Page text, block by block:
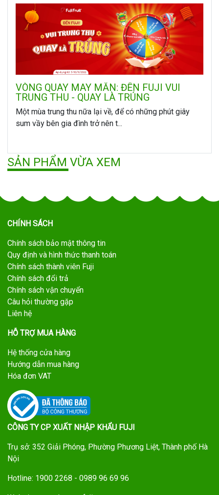
VÒNG QUAY MAY MẮN: ĐẾN FUJI VUI
TRUNG THU - QUAY LÀ TRÚNG
Một mùa trung thu nữa lại về, để có những phút giây
sum vầy bên gia đình trở nên t...
SẢN PHẨM VỪA XEM
CHÍNH SÁCH
Chính sách bảo mật thông tin
Quy định và hình thức thanh toán
Chính sách thành viên Fuji
Chính sách đổi trả
Chính sách vận chuyển
Câu hỏi thường gặp
Liên hệ
HỖ TRỢ MUA HÀNG
Hệ thống cửa hàng
Hướng dẫn mua hàng
Hóa đơn VAT
CÔNG TY CP XUẤT NHẬP KHẨU FUJI
Trụ sở: 352 Giải Phóng, Phường Phương Liệt, Thành phố Hà
Nội
Hotline: 1900 2268 - 0989 96 69 96